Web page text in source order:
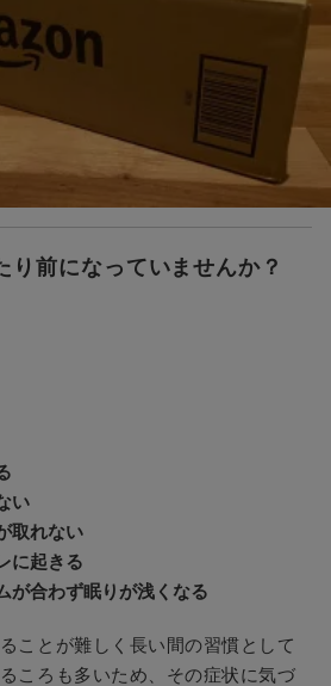
り前になっていませんか？
い
取れない
に起きる
合わず眠りが浅くなる
ことが難しく長い間の習慣として
ころも多いため、その症状に気づ